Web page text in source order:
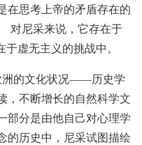
思考上帝的矛盾存在的
对尼采来说，它存在于
虚无主义的挑战中。
的文化状况——历史学
，不断增长的自然科学文
部分是由他自己对心理学
的历史中，尼采试图描绘